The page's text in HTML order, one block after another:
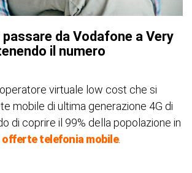
passare da Vodafone a Very
il numero
virtuale low cost che si
mobile di ultima generazione 4G di
di coprire il 99% della popolazione in
offerte telefonia mobile.